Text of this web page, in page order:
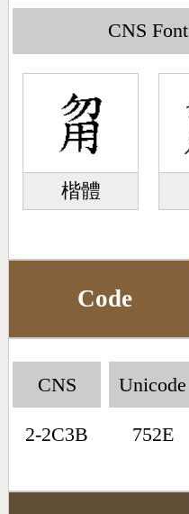
CNS Font
楷體
Code
CNS
2-2C3B
Unicode
752E